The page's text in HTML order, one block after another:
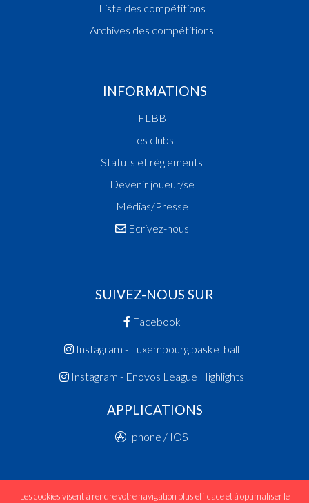
Liste des compétitions
Archives des compétitions
INFORMATIONS
FLBB
Les clubs
Statuts et réglements
Devenir joueur/se
Médias/Presse
Ecrivez-nous
SUIVEZ-NOUS SUR
Facebook
Instagram - Luxembourg.basketball
Instagram - Enovos League Highlights
APPLICATIONS
Iphone / IOS
Les cookies visent à rendre votre navigation plus efficace et à optimaliser le